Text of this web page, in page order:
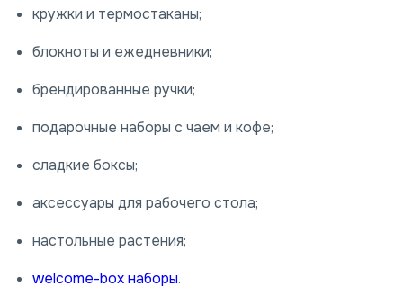
кружки и термостаканы;
блокноты и ежедневники;
брендированные ручки;
подарочные наборы с чаем и кофе;
сладкие боксы;
аксессуары для рабочего стола;
настольные растения;
welcome-box наборы.